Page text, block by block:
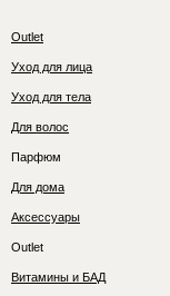
Outlet
Уход для лица
Уход для тела
Для волос
Парфюм
Для дома
Аксессуары
Outlet
Витамины и БАД